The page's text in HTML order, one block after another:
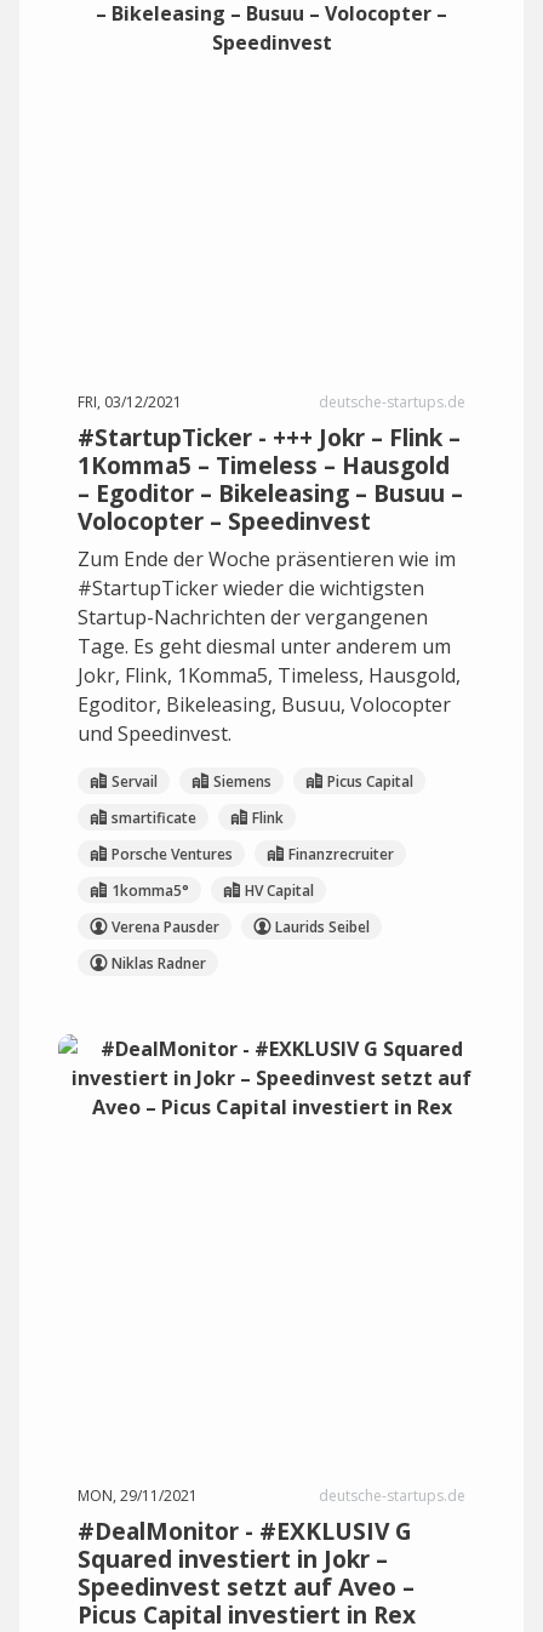
FRI, 03/12/2021 deutsche-startups.de
#StartupTicker - +++ Jokr – Flink –
1Komma5 – Timeless – Hausgold
– Egoditor – Bikeleasing – Busuu –
Volocopter – Speedinvest
Zum Ende der Woche präsentieren wie im
#StartupTicker wieder die wichtigsten
Startup-Nachrichten der vergangenen
Tage. Es geht diesmal unter anderem um
Jokr, Flink, 1Komma5, Timeless, Hausgold,
Egoditor, Bikeleasing, Busuu, Volocopter
und Speedinvest.
Servail Siemens
Picus Capital
smartificate
Flink
Porsche Ventures
Finanzrecruiter
1komma5°
HV Capital
Verena Pausder
Laurids Seibel
Niklas Radner
MON, 29/11/2021 deutsche-startups.de
#DealMonitor - #EXKLUSIV G
Squared investiert in Jokr –
Speedinvest setzt auf Aveo –
Picus Capital investiert in Rex